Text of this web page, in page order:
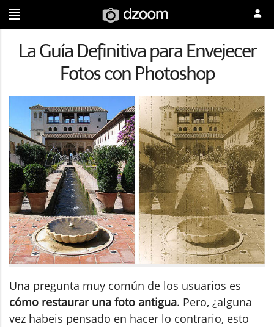
La Guía Definitiva para Envejecer
Fotos con Photoshop
Una pregunta muy común de los usuarios es
cómo restaurar una foto antigua. Pero, ¿alguna
vez habeis pensado en hacer lo contrario, esto